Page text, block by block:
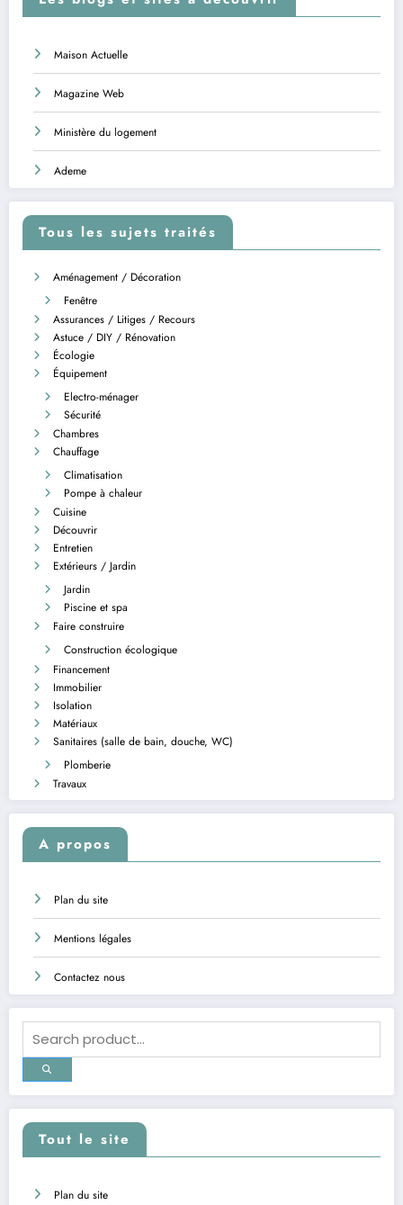
Maison Actuelle
Magazine Web
Ministère du logement
Ademe
Tous les sujets traités
Aménagement / Décoration
Fenêtre
Assurances / Litiges / Recours
Astuce / DIY / Rénovation
Écologie
Équipement
Electro-ménager
Sécurité
Chambres
Chauffage
Climatisation
Pompe à chaleur
Cuisine
Découvrir
Entretien
Extérieurs / Jardin
Jardin
Piscine et spa
Faire construire
Construction écologique
Financement
Immobilier
Isolation
Matériaux
Sanitaires (salle de bain, douche, WC)
Plomberie
Travaux
A propos
Plan du site
Mentions légales
Contactez nous
Tout le site
Plan du site